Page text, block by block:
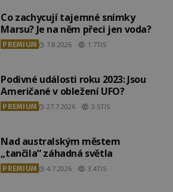
Co zachycují tajemné snímky
Marsu? Je na něm přeci jen voda?
PREMIUM 7.8.2026 1.7TIS
Podivné události roku 2023: Jsou
Američané v obležení UFO?
PREMIUM 27.7.2026 3.5TIS
Nad australským městem
„tančila“ záhadná světla
PREMIUM 4.7.2026 3.4TIS